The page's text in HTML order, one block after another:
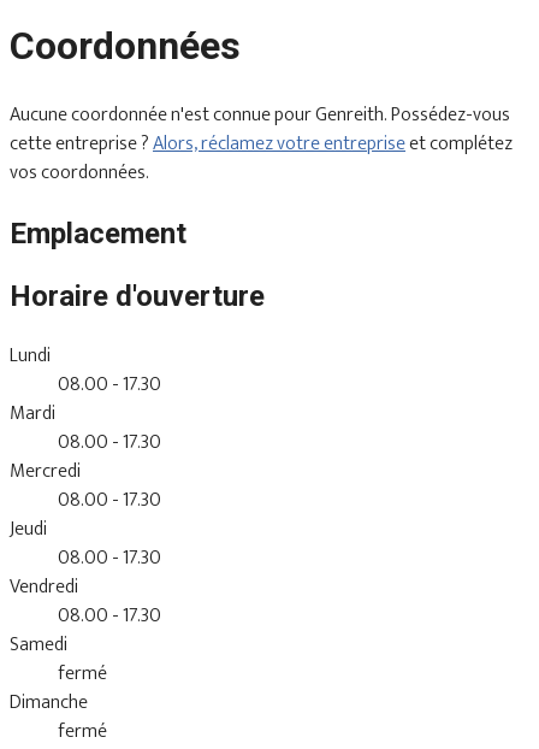
Coordonnées
Aucune coordonnée n'est connue pour Genreith. Possédez-vous
cette entreprise ?Alors, réclamez votre entrepriseet complétez
vos coordonnées.
Emplacement
Horaire d'ouverture
Lundi
08.00 - 17.30
Mardi
08.00 - 17.30
Mercredi
08.00 - 17.30
Jeudi
08.00 - 17.30
Vendredi
08.00 - 17.30
Samedi
fermé
Dimanche
fermé